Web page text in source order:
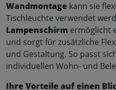
Wandmontage kann sie
Tischleuchte verwendet
Lampenschirm ermöglicht
und sorgt für zusätzliche
und Gestaltung. So passt
individuellen Wohn- und
Ihre Vorteile auf einen